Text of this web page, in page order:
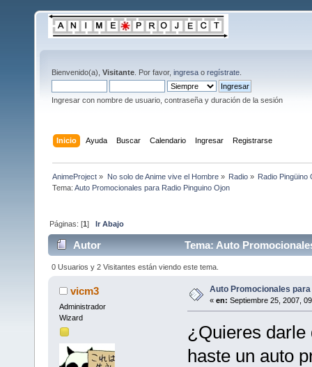
Bienvenido(a), Visitante . Por favor, ingresa o regístrate
Ingresar con nombre de usuario, contraseña y duración de la sesión
Inicio Ayuda Buscar Calendario Ingresar Registrarse
AnimeProject » No solo de Anime vive el Hombre» Radio» Radio Pingüino
Tema:Auto Promocionales para Radio Pinguino Ojon
Páginas: [1]Ir Abajo
Autor Tema: Auto
0 Usuarios y 2 Visitantes están viendo este tema.
vicm3
Administrador
Wizard
Auto Promocionales
« en: Septiembre 25, 2007,
¿Quieres darle
haste un auto